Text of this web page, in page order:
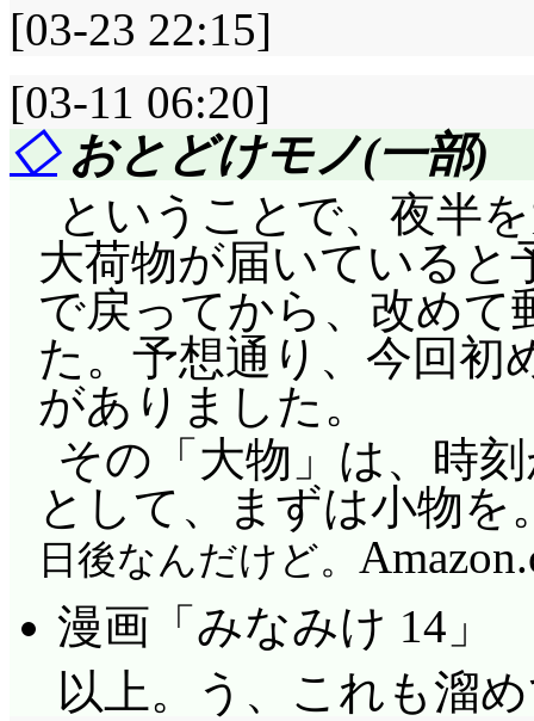
[03-23 22:15]
[03-11 06:20]
◇おとどけモノ(一部)
ということで、夜半
大荷物が届いていると
で戻ってから、改めて
た。予想通り、今回初
がありました。
その「大物」は、時
として、まずは小物を
日後なんだけど。
漫画「みなみけ 14」
以上。う、これも溜